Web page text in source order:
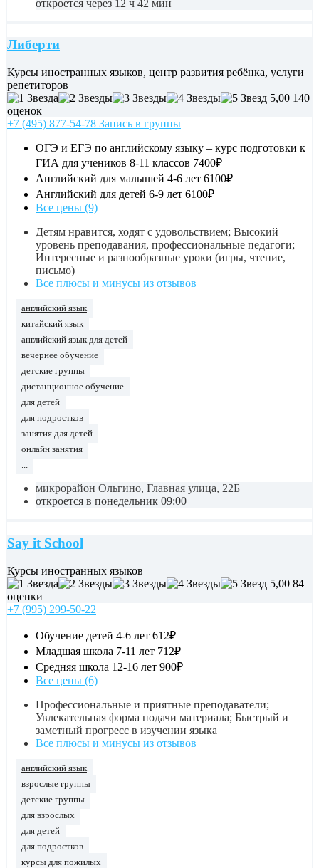
откроется через 12 ч 42 мин
Либерти
Курсы иностранных языков, центр развития ребёнка, услуги
репетиторов
5,00 140
оценок
+7 (495) 877-54-78 Запись в группы
ОГЭ и ЕГЭ по английскому языку – курс подготовки к
ГИА для учеников 8-11 классов 7400₽
Английский для малышей 4-6 лет 6100₽
Английский для детей 6-9 лет 6100₽
Все цены (9)
Детям нравится, ходят с удовольствием; Высокий
уровень преподавания, профессиональные педагоги;
Интересные и разнообразные уроки (игры, чтение,
письмо)
Все плюсы и минусы из отзывов
английский язык
китайский язык
английский язык для детей
вечернее обучение
детские группы
дистанционное обучение
для детей
для подростков
занятия для детей
онлайн занятия
...
микрорайон Ольгино, Главная улица, 22Б
откроется в понедельник 09:00
Say it School
Курсы иностранных языков
5,00 84
оценки
+7 (995) 299-50-22
Обучение детей 4-6 лет 612₽
Младшая школа 7-11 лет 712₽
Средняя школа 12-16 лет 900₽
Все цены (6)
Профессиональные и приятные преподаватели;
Увлекательная форма подачи материала; Быстрый и
заметный прогресс в изучении языка
Все плюсы и минусы из отзывов
английский язык
взрослые группы
детские группы
для взрослых
для детей
для подростков
курсы для пожилых